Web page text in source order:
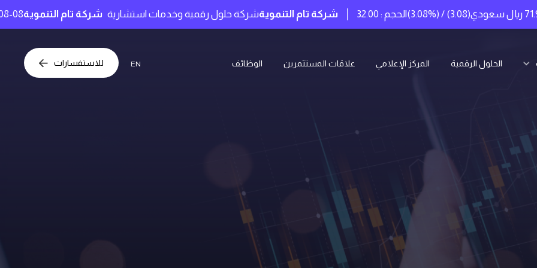
شركة تام التنمويةشركة حلول رقمية وخدمات استشارية شركة تام التنموية2026-08-08 12:04:46 (3.08) / (3.08%) الحجم : 32.00
الحلول الرقمية المركز الإعلامي ﻋﻼﻗﺎت المستثمرين الوظائف EN للاستفسارات